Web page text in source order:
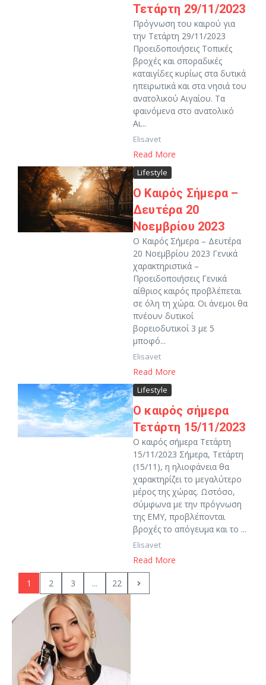
Τετάρτη 29/11/2023
Πρόγνωση του καιρού για
την Τετάρτη 29/11/2023
Προειδοποιήσεις Τοπικές
βροχές και σποραδικές
καταιγίδες κυρίως στα δυτικά
ηπειρωτικά και στα νησιά του
ανατολικού Αιγαίου. Τα
φαινόμενα στο ανατολικό
Αι...
Elisavet
Read More
Lifestyle
O Καιρός Σήμερα –
Δευτέρα 20
Νοεμβρίου 2023
O Καιρός Σήμερα – Δευτέρα
20 Νοεμβρίου 2023 Γενικά
χαρακτηριστικά –
Προειδοποιήσεις Γενικά
αίθριος καιρός προβλέπεται
σε όλη τη χώρα. Οι άνεμοι θα
πνέουν δυτικοί
βορειοδυτικοί 3 με 5
μποφό...
Elisavet
Read More
Lifestyle
Ο καιρός σήμερα
Τετάρτη 15/11/2023
Ο καιρός σήμερα Τετάρτη
15/11/2023 Σήμερα, Τετάρτη
(15/11), η ηλιοφάνεια θα
χαρακτηρίζει το μεγαλύτερο
μέρος της χώρας. Ωστόσο,
σύμφωνα με την πρόγνωση
της ΕΜΥ, προβλέπονται
βροχές το απόγευμα και το ...
Elisavet
Read More
1 2 3 ... 22